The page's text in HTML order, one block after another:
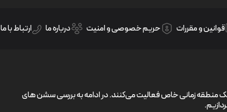
قوانین و مقررات حریم خصوصی و امنیت درباره ما ارتباط با ما
منطقه زمانی خاص فعالیت می‌کنند. در ادامه به بررسی سشن های